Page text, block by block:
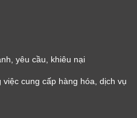
yêu cầu, khiêu nại
cung cấp hàng hóa, dịch vụ